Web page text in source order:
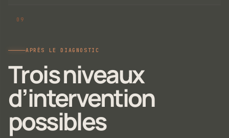
APRÈS LE DIAGNOSTIC
Trois niveaux
d’intervention
possibles